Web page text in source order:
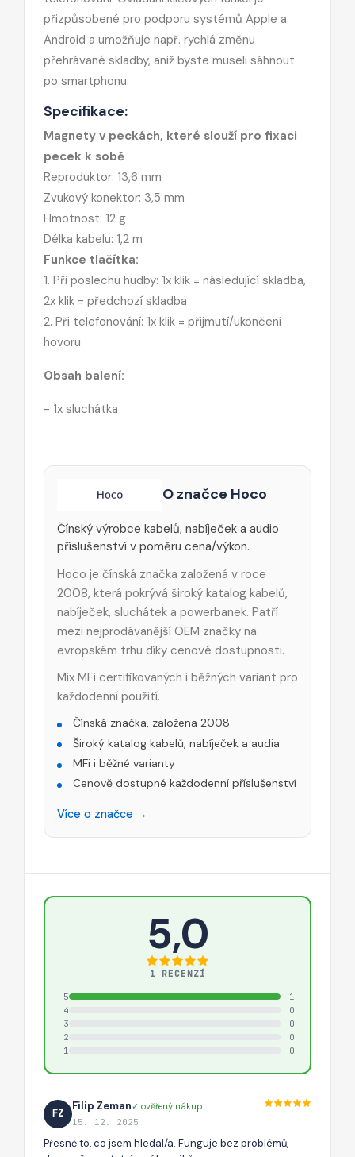
přizpůsobené pro podporu systémů Apple a
Android a umožňuje např. rychlá změnu
přehrávané skladby, aniž byste museli sáhnout
po smartphonu.
Specifikace:
Magnety v peckách, které slouží pro fixaci
pecek k sobě
Reproduktor: 13,6 mm
Zvukový konektor: 3,5 mm
Hmotnost: 12 g
Délka kabelu: 1,2 m
Funkce tlačítka:
1. Při poslechu hudby: 1x klik = následující skladba,
2x klik = předchozí skladba
2. Při telefonování: 1x klik = přijmutí/ukončení
hovoru
Obsah balení:
- 1x sluchátka
O značce Hoco
Čínský výrobce kabelů, nabíječek a audio
příslušenství v poměru cena/výkon.
Hoco je čínská značka založená v roce
2008, která pokrývá široký katalog kabelů,
nabíječek, sluchátek a powerbanek. Patří
mezi nejprodávanější OEM značky na
evropském trhu díky cenové dostupnosti.
Mix MFi certifikovaných i běžných variant pro
každodenní použití.
Čínská značka, založena 2008
Široký katalog kabelů, nabíječek a audia
MFi i běžné varianty
Cenově dostupné každodenní příslušenství
Více o značce →
5,0
1 RECENZÍ
5
1
4
0
3
0
2
0
1
0
FZ
Filip Zeman✓ ověřený nákup
15. 12. 2025
Přesně to, co jsem hledal/a. Funguje bez problémů,